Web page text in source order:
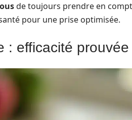
de toujours prendre en
pour une prise optimisée.
: efficacité